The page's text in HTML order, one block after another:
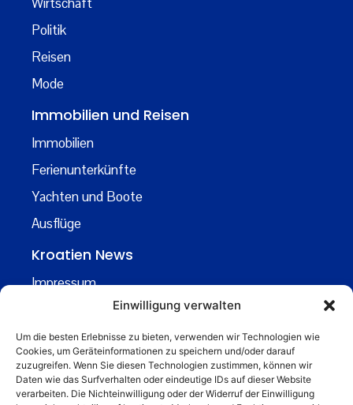
Einwilligung verwalten
Um die besten Erlebnisse zu bieten, verwenden wir Technologien wie
Cookies, um Geräteinformationen zu speichern und/oder darauf
zuzugreifen. Wenn Sie diesen Technologien zustimmen, können wir
Daten wie das Surfverhalten oder eindeutige IDs auf dieser Website
verarbeiten. Die Nichteinwilligung oder der Widerruf der Einwilligung
Politik
Reisen
Mode
Immobilien und Reisen
Immobilien
Ferienunterkünfte
Yachten und Boote
Ausflüge
Kroatien News
Impressum
Kontakt
Über uns
Business